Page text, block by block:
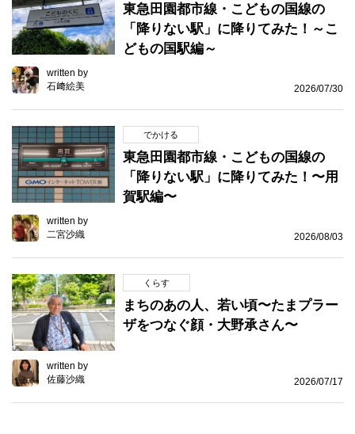
東急田園都市線・こどもの国線の
「降りない駅」に降りてみた！～こ
どもの国駅編～
written by
石﨑絵美
2026/07/30
でかける
東急田園都市線・こどもの国線の
「降りない駅」に降りてみた！〜用
賀駅編〜
written by
二宮沙織
2026/08/03
くらす
まちのあの人、若い頃〜たまプラー
ザをつなぐ顔・大野承さん〜
written by
佐藤沙織
2026/07/17